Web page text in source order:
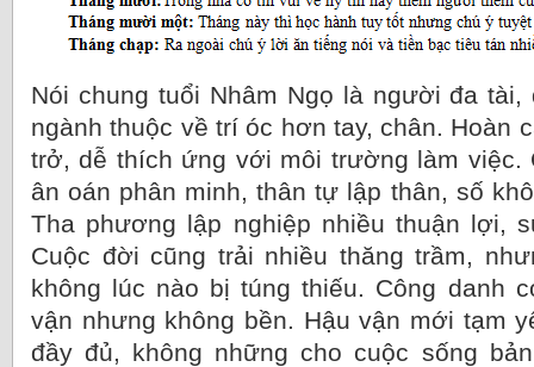
Nói chung tuổi Nhâm Ngọ là người đa
ngành thuộc về trí óc hơn tay, chân. Hoàn
trở, dễ thích ứng với môi trường làm việc.
ân oán phân minh, thân tự lập thân, số
Tha phương lập nghiệp nhiều thuận lợi,
Cuộc đời cũng trải nhiều thăng trầm,
không lúc nào bị túng thiếu. Công danh
vận nhưng không bền. Hậu vận mới tạm
đầy đủ, không những cho cuộc sống